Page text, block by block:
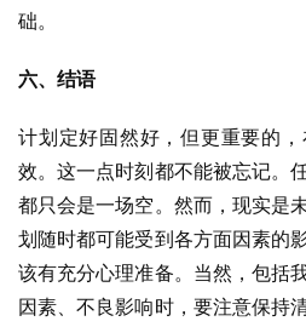
础。
六、结语
计划定好固然好，但更重要的
效。这一点时刻都不能被忘记。
都只会是一场空。然而，现实是
划随时都可能受到各方面因素的
该有充分心理准备。当然，包括
因素、不良影响时，要注意保持